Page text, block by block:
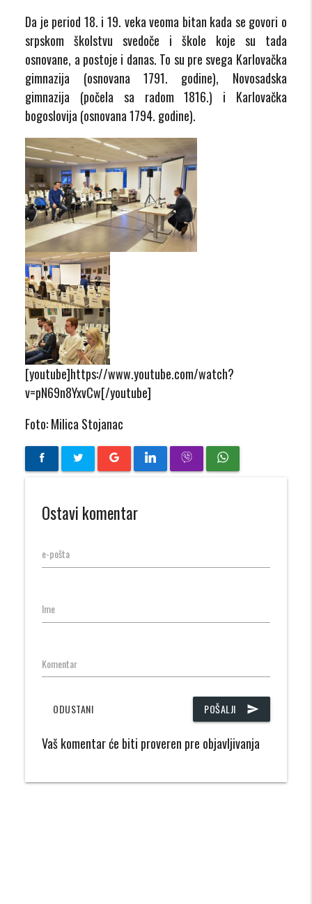
Da je period 18. i 19. veka veoma bitan kada se govori o
srpskom školstvu svedoče i škole koje su tada
osnovane, a postoje i danas. To su pre svega Karlovačka
gimnazija (osnovana 1791. godine), Novosadska
gimnazija (počela sa radom 1816.) i Karlovačka
bogoslovija (osnovana 1794. godine).
[youtube]https://www.youtube.com/watch?
v=pN69n8YxvCw[/youtube]
Foto: Milica Stojanac
Ostavi komentar
e-pošta
Ime
Komentar
POŠALJI send
ODUSTANI
Vaš komentar će biti proveren pre objavljivanja